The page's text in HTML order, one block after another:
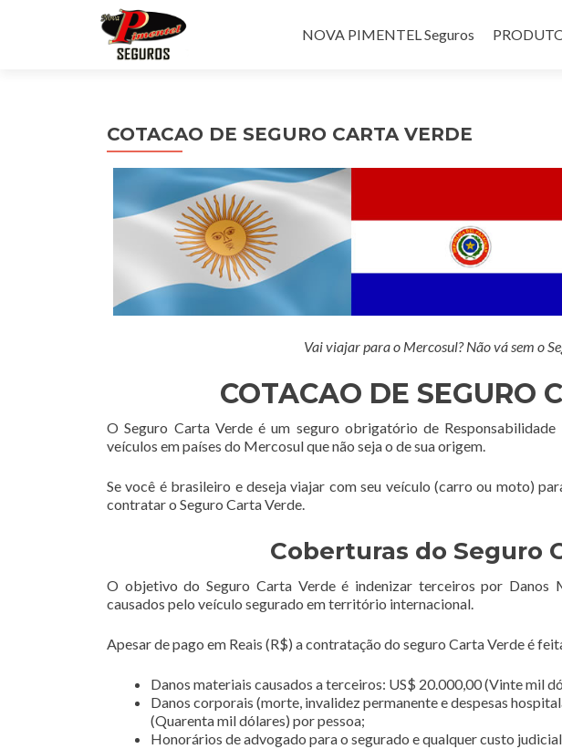
NOVA PIMENTEL Seguros
COTACAO DE SEGURO CARTA VERDE
Vai viajar para o Mercosul? Não vá sem o
COTACAO DE SEGURO
O Seguro Carta Verde é um seguro obrigatório de
veículos em países do Mercosul que não seja o de sua origem.
Se você é brasileiro e deseja viajar com seu veículo (carro ou moto)
contratar o Seguro Carta Verde.
Coberturas do Seguro
O objetivo do Seguro Carta Verde é indenizar terceiros por Danos
causados pelo veículo segurado em território internacional.
Apesar de pago em Reais (R$) a contratação do seguro Carta Verde é
Danos materiais causados a terceiros: US$ 20.000,00 (Vinte mil
Danos corporais (morte, invalidez permanente e despesas
(Quarenta mil dólares) por pessoa;
Honorários de advogado para o segurado e qualquer custo